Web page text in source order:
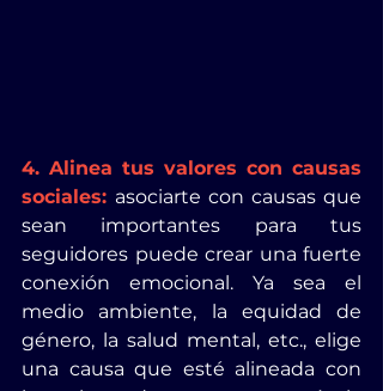
4. Alinea tus valores con causas
sociales: asociarte con causas que
sean importantes para tus
seguidores puede crear una fuerte
conexión emocional. Ya sea el
medio ambiente, la equidad de
género, la salud mental, etc., elige
una causa que esté alineada con